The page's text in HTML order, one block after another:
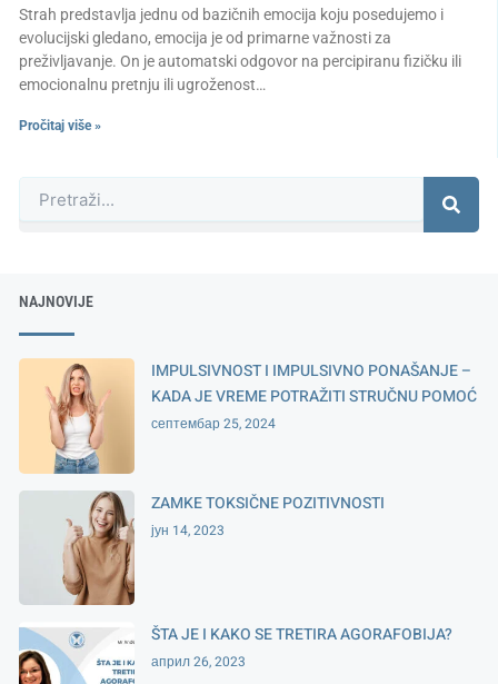
Strah predstavlja jednu od bazičnih emocija koju posedujemo i
evolucijski gledano, emocija je od primarne važnosti za
preživljavanje. On je automatski odgovor na percipiranu fizičku ili
emocionalnu pretnju ili ugroženost…
Pročitaj više »
NAJNOVIJE
IMPULSIVNOST I IMPULSIVNO PONAŠANJE –
KADA JE VREME POTRAŽITI STRUČNU POMOĆ
септембар 25, 2024
ZAMKE TOKSIČNE POZITIVNOSTI
јун 14, 2023
ŠTA JE I KAKO SE TRETIRA AGORAFOBIJA?
април 26, 2023